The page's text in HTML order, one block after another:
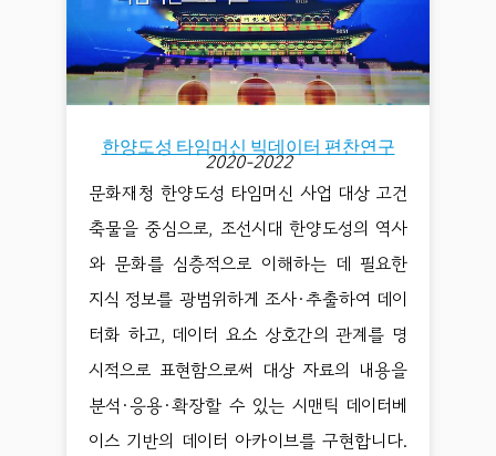
한양도성 타임머신 빅데이터 편찬연구
2020-2022
문화재청 한양도성 타임머신 사업 대상 고건
축물을 중심으로, 조선시대 한양도성의 역사
와 문화를 심층적으로 이해하는 데 필요한
지식 정보를 광범위하게 조사·추출하여 데이
터화 하고, 데이터 요소 상호간의 관계를 명
시적으로 표현함으로써 대상 자료의 내용을
분석·응용·확장할 수 있는 시맨틱 데이터베
이스 기반의 데이터 아카이브를 구현합니다.